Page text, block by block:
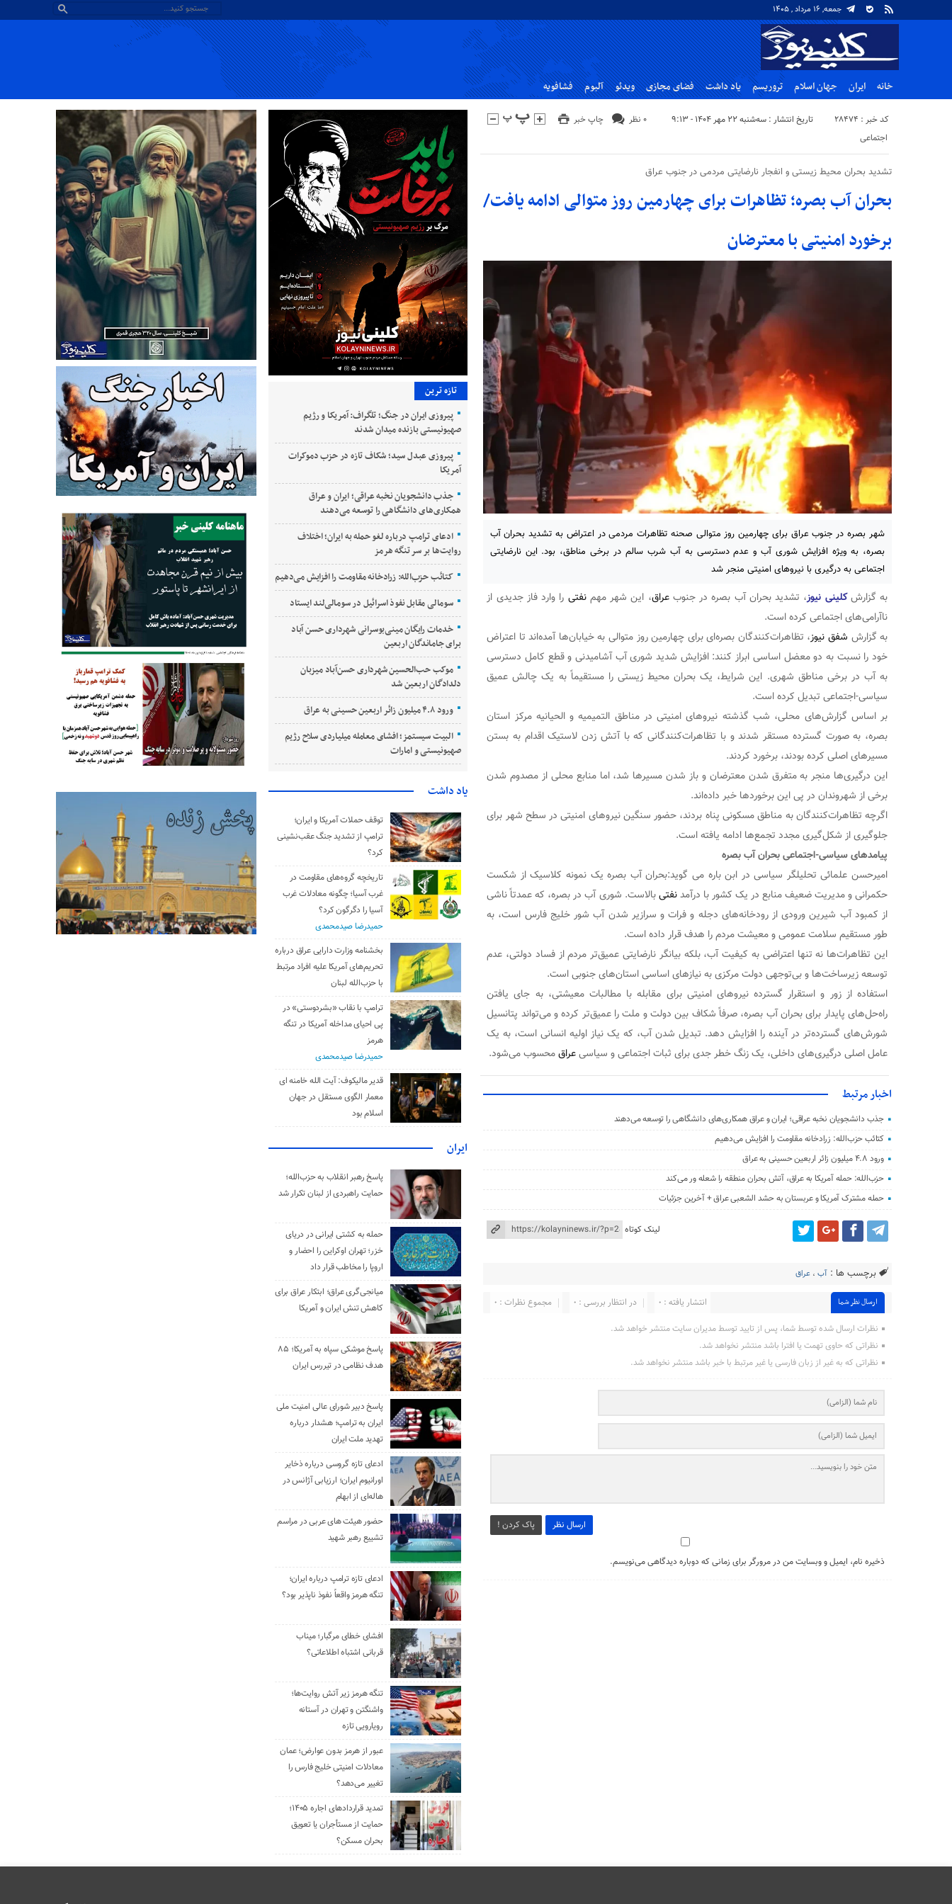
جمعه, ۱۶ مرداد , ۱۴۰۵
خانه ایران جهان اسلام تروریسم یاد داشت فضای مجازی ویدئو آلبوم فشافویه
کد خبر : 28474 تاریخ انتشار : سه‌شنبه ۲۲ مهر ۱۴۰۴ - ۹:۱۳ چاپ خبر
۰ نظر
اجتماعی
تشدید بحران محیط زیستی و انفجار نارضایتی مردمی در جنوب عراق
بحران آب بصره؛ تظاهرات برای چهارمین روز متوالی ادامه یافت/
برخورد امنیتی با معترضان
شهر بصره در جنوب عراق برای چهارمین روز متوالی صحنه تظاهرات مردمی در اعتراض به تشدید بحران آب
بصره، به ویژه افزایش شوری آب و عدم دسترسی به آب شرب سالم در برخی مناطق، بود. این نارضایتی
اجتماعی به درگیری با نیروهای امنیتی منجر شد
به گزارشکلینی نیوز، تشدید بحران آب بصره در جنوبعراق، این شهر مهمنفتی را وارد فاز جدیدی از
ناآرامی‌های اجتماعی کرده است.
به گزارش شفق نیوز، تظاهرات‌کنندگان بصره‌ای برای چهارمین روز متوالی به خیابان‌ها آمده‌اند تا اعتراض
خود را نسبت به دو معضل اساسی ابراز کنند: افزایش شدید شوری آب آشامیدنی و قطع کامل دسترسی
به آب در برخی مناطق شهری. این شرایط، یک بحران محیط زیستی را مستقیماً به یک چالش عمیق
سیاسی-اجتماعی تبدیل کرده است.
بر اساس گزارش‌های محلی، شب گذشته نیروهای امنیتی در مناطق التمیمیه و الحیانیه مرکز استان
بصره، به صورت گسترده مستقر شدند و با تظاهرات‌کنندگانی که با آتش زدن لاستیک اقدام به بستن
مسیرهای اصلی کرده بودند، برخورد کردند.
این درگیری‌ها منجر به متفرق شدن معترضان و باز شدن مسیرها شد، اما منابع محلی از مصدوم شدن
برخی از شهروندان در پی این برخوردها خبر داده‌اند.
اگرچه تظاهرات‌کنندگان به مناطق مسکونی پناه بردند، حضور سنگین نیروهای امنیتی در سطح شهر برای
جلوگیری از شکل‌گیری مجدد تجمع‌ها ادامه یافته است.
پیامدهای سیاسی-اجتماعی بحران آب بصره
امیرحسن علمائی تحلیلگر سیاسی در ابن باره می گوید:بحران آب بصره یک نمونه کلاسیک از شکست
حکمرانی و مدیریت ضعیف منابع در یک کشور با درآمدنفتیبالاست. شوری آب در بصره، که عمدتاً ناشی
از کمبود آب شیرین ورودی از رودخانه‌های دجله و فرات و سرازیر شدن آب شور خلیج فارس است، به
طور مستقیم سلامت عمومی و معیشت مردم را هدف قرار داده است.
این تظاهرات‌ها نه تنها اعتراضی به کیفیت آب، بلکه بیانگر نارضایتی عمیق‌تر مردم از فساد دولتی، عدم
توسعه زیرساخت‌ها و بی‌توجهی دولت مرکزی به نیازهای اساسی استان‌های جنوبی است.
استفاده از زور و استقرار گسترده نیروهای امنیتی برای مقابله با مطالبات معیشتی، به جای یافتن
راه‌حل‌های پایدار برای بحران آب بصره، صرفاً شکاف بین دولت و ملت را عمیق‌تر کرده و می‌تواند پتانسیل
شورش‌های گسترده‌تر در آینده را افزایش دهد. تبدیل شدن آب، که یک نیاز اولیه انسانی است، به یک
عامل اصلی درگیری‌های داخلی، یک زنگ خطر جدی برای ثبات اجتماعی و سیاسیعراقمحسوب می‌شود.
اخبار مرتبط
جذب دانشجویان نخبه عراقی؛ ایران و عراق همکاری‌های دانشگاهی را توسعه می‌دهند
کتائب حزب‌الله: زرادخانه مقاومت را افزایش می‌دهیم
ورود ۴.۸ میلیون زائر اربعین حسینی به عراق
حزب‌الله: حمله آمریکا به عراق، آتش بحران منطقه را شعله‌ ور می‌کند
حمله مشترک آمریکا و عربستان به حشد الشعبی عراق + آخرین جزئیات
لینک کوتاه
برچسب ها : آب ،عراق
ارسال نظر شما مجموع نظرات : 0 در انتظار بررسی : 0 انتشار یافته : ۰
نظرات ارسال شده توسط شما، پس از تایید توسط مدیران سایت منتشر خواهد شد.
نظراتی که حاوی تهمت یا افترا باشد منتشر نخواهد شد.
نظراتی که به غیر از زبان فارسی یا غیر مرتبط با خبر باشد منتشر نخواهد شد.
ارسال نظر پاک کردن !
ذخیره نام، ایمیل و وبسایت من در مرورگر برای زمانی که دوباره دیدگاهی می‌نویسم.
تازه ترین
پیروزی ایران در جنگ؛ تلگراف: آمریکا و رژیم
صهیونیستی بازنده میدان شدند
پیروزی عبدل سید؛ شکاف تازه در حزب دموکرات
آمریکا
جذب دانشجویان نخبه عراقی؛ ایران و عراق
همکاری‌های دانشگاهی را توسعه می‌دهند
ادعای ترامپ درباره لغو حمله به ایران؛ اختلاف
روایت‌ها بر سر تنگه هرمز
کتائب حزب‌الله: زرادخانه مقاومت را افزایش می‌دهیم
سومالی مقابل نفوذ اسرائیل در سومالی‌لند ایستاد
خدمات رایگان مینی‌بوسرانی شهرداری حسن‌ آباد
برای جاماندگان اربعین
موکب حب‌الحسین شهرداری حسن‌آباد میزبان
دلدادگان اربعین شد
ورود ۴.۸ میلیون زائر اربعین حسینی به عراق
البیت سیستمز؛ افشای معامله میلیاردی سلاح رژیم
صهیونیستی و امارات
یاد داشت
توقف حملات آمریکا و ایران؛
ترامپ از تشدید جنگ عقب‌نشینی
کرد؟
تاریخچه گروه‌های مقاومت در
غرب آسیا؛ چگونه معادلات غرب
آسیا را دگرگون کرد؟
حمیدرضا صیدمحمدی
بخشنامه وزارت دارایی عراق درباره
تحریم‌های آمریکا علیه افراد مرتبط
با حزب‌الله لبنان
ترامپ با نقاب «بشردوستی» در
پی احیای مداخله آمریکا در تنگه
هرمز
حمیدرضا صیدمحمدی
قدیر مالیکوف: آیت‌ الله خامنه‌ ای
معمار الگوی مستقل در جهان
اسلام بود
ایران
پاسخ رهبر انقلاب به حزب‌الله؛
حمایت راهبردی از لبنان تکرار شد
حمله به کشتی ایرانی در دریای
خزر؛ تهران اوکراین را احضار و
اروپا را مخاطب قرار داد
میانجی‌گری عراق؛ ابتکار عراق برای
کاهش تنش ایران و آمریکا
پاسخ موشکی سپاه به آمریکا؛ ۸۵
هدف نظامی در تیررس ایران
پاسخ دبیر شورای عالی امنیت ملی
ایران به ترامپ؛ هشدار درباره
تهدید ملت ایران
ادعای تازه گروسی درباره ذخایر
اورانیوم ایران؛ ارزیابی آژانس در
هاله‌ای از ابهام
حضور هیئت‌ های عربی در مراسم
تشییع رهبر شهید
ادعای تازه ترامپ درباره ایران؛
تنگه هرمز واقعاً نفوذ ناپذیر بود؟
افشای خطای مرگبار؛ میناب
قربانی اشتباه اطلاعاتی؟
تنگه هرمز زیر آتش روایت‌ها؛
واشنگتن و تهران در آستانه
رویارویی تازه
عبور از هرمز بدون عوارض؛ عمان
معادلات امنیتی خلیج فارس را
تغییر می‌دهد؟
تمدید قراردادهای اجاره ۱۴۰۵؛
حمایت از مستأجران یا تعویق
بحران مسکن؟